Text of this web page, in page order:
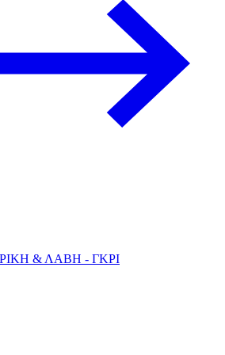
& ΛΑΒΗ - ΓΚΡΙ